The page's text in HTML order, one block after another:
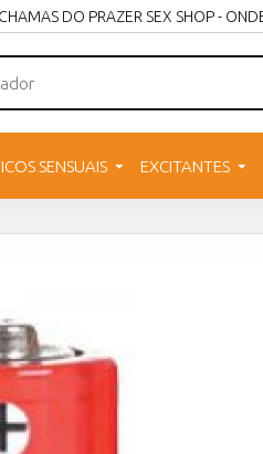
CHAMAS DO PRAZER SEX SHOP -
SENSUAIS EXCITANTES